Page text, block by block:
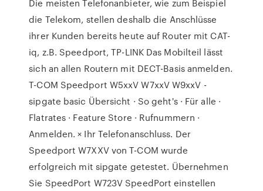
Die meisten Telefonanbieter, wie zum Beispiel
die Telekom, stellen deshalb die Anschlüsse
ihrer Kunden bereits heute auf Router mit CAT-
iq, z.B. Speedport, TP-LINK Das Mobilteil lässt
sich an allen Routern mit DECT-Basis anmelden.
T-COM Speedport W5xxV W7xxV W9xxV -
sipgate basic Übersicht · So geht's · Für alle ·
Flatrates · Feature Store · Rufnummern ·
Anmelden. × Ihr Telefonanschluss. Der
Speedport W7XXV von T-COM wurde
erfolgreich mit sipgate getestet. Übernehmen
Sie SpeedPort W723V SpeedPort einstellen